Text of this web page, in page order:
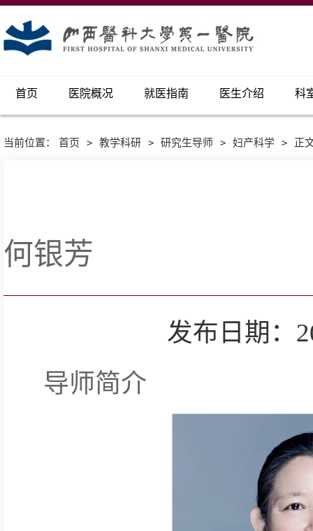
首页 医院概况 就医指南 医生介绍 科
当前位置： 首页 > 教学科研 > 研究生导师 > 妇产科学 > 正
何银芳
发布日期：
导师简介